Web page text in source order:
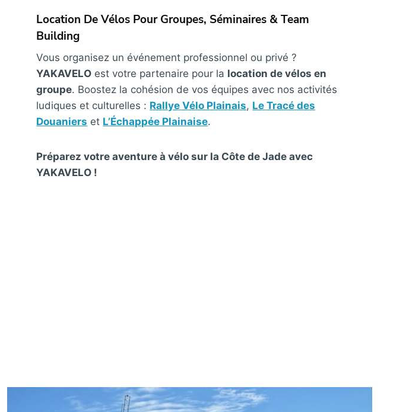
Location De Vélos Pour Groupes, Séminaires & Team
Building
Vous organisez un événement professionnel ou privé ?
YAKAVELO est votre partenaire pour la location de vélos en
groupe. Boostez la cohésion de vos équipes avec nos activités
ludiques et culturelles : Rallye Vélo Plainais, Le Tracé des
Douaniers et L’Échappée Plainaise.
Préparez votre aventure à vélo sur la Côte de Jade avec
YAKAVELO !